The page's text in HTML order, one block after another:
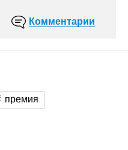
Комментарии
премия